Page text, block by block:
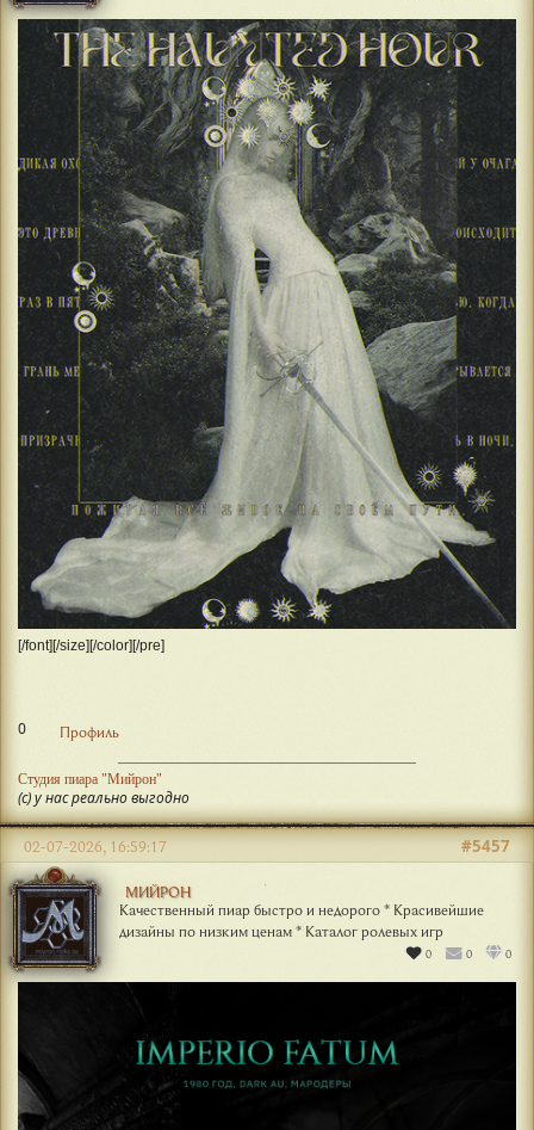
[/font][/size][/color][/pre]
0 Профиль
Студия пиара "Мийрон"
(с) у нас реально выгодно
МИЙРОН
Качественный пиар быстро и недорого * Красивейшие
дизайны по низким ценам * Каталог ролевых игр
0 0 0
#5457
02-07-2026, 16:59:17